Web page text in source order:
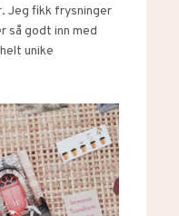
Jeg fikk frysninger
så godt inn med
unike